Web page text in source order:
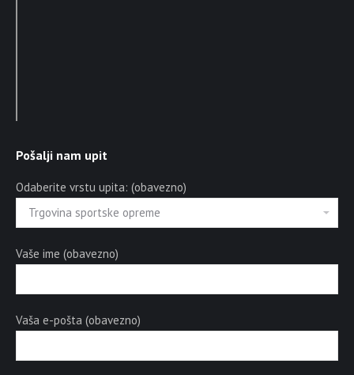
Pošalji nam upit
Odaberite vrstu upita: (obavezno)
Vaše ime (obavezno)
Vaša e-pošta (obavezno)